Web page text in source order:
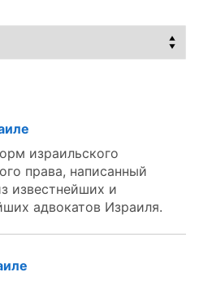
израильского
права, написанный
известнейших и
адвокатов Израиля.